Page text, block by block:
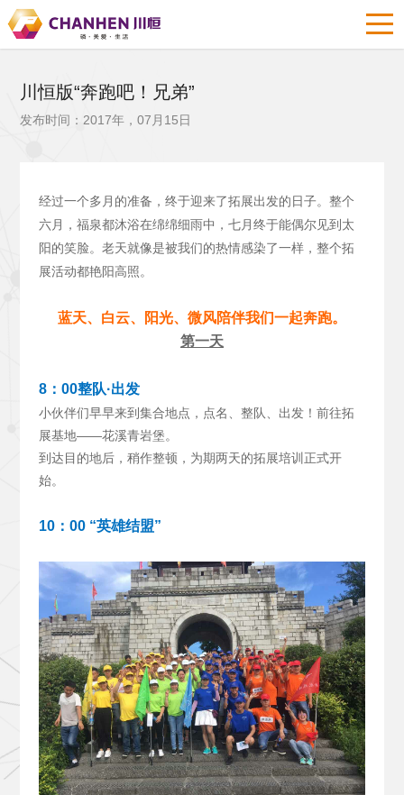
川恒版“奔跑吧！兄弟”
发布时间：2017年，07月15日
经过一个多月的准备，终于迎来了拓展出发的日子。整个
六月，福泉都沐浴在绵绵细雨中，七月终于能偶尔见到太
阳的笑脸。老天就像是被我们的热情感染了一样，整个拓
展活动都艳阳高照。
蓝天、白云、阳光、微风陪伴我们一起奔跑。
第一天
8：00整队·出发
小伙伴们早早来到集合地点，点名、整队、出发！前往拓
展基地——花溪青岩堡。
到达目的地后，稍作整顿，为期两天的拓展培训正式开
始。
10：00 “英雄结盟”